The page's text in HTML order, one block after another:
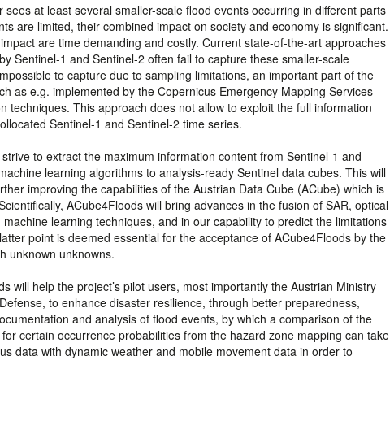
at least several smaller-scale flood events occurring in different parts
are limited, their combined impact on society and economy is significant.
are time demanding and costly. Current state-of-the-art approaches
Sentinel-1 and Sentinel-2 often fail to capture these smaller-scale
to capture due to sampling limitations, an important part of the
as e.g. implemented by the Copernicus Emergency Mapping Services -
techniques. This approach does not allow to exploit the full information
Sentinel-1 and Sentinel-2 time series.
to extract the maximum information content from Sentinel-1 and
learning algorithms to analysis-ready Sentinel data cubes. This will
improving the capabilities of the Austrian Data Cube (ACube) which is
ACube4Floods will bring advances in the fusion of SAR, optical
learning techniques, and in our capability to predict the limitations
point is deemed essential for the acceptance of ACube4Floods by the
unknown unknowns.
will help the project’s pilot users, most importantly the Austrian Ministry
to enhance disaster resilience, through better preparedness,
and analysis of flood events, by which a comparison of the
certain occurrence probabilities from the hazard zone mapping can take
data with dynamic weather and mobile movement data in order to